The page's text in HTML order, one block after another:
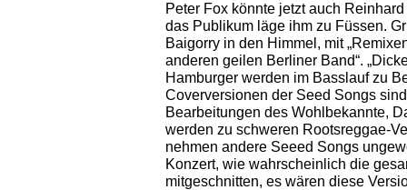
Peter Fox könnte jetzt auch
das Publikum läge ihm zu Füssen.
Baigorry in den Himmel, mit
anderen geilen Berliner Band“.
Hamburger werden im Basslauf zu
Coverversionen der Seed Songs
Bearbeitungen des Wohlbekannte,
werden zu schweren Rootsreggae-
nehmen andere Seeed Songs
Konzert, wie wahrscheinlich die
mitgeschnitten, es wären diese